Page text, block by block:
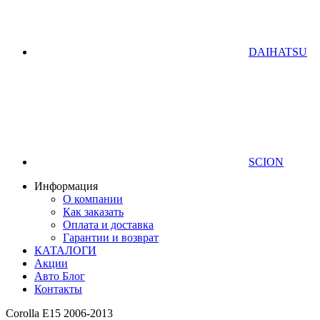
DAIHATSU
SCION
Информация
О компании
Как заказать
Оплата и доставка
Гарантии и возврат
КАТАЛОГИ
Акции
Авто Блог
Контакты
Corolla E15 2006-2013